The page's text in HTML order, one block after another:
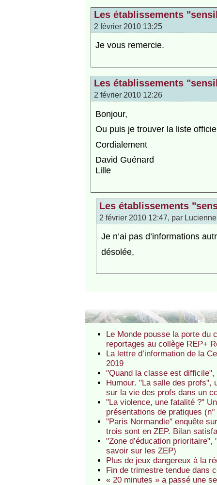
Les établissements
2 février 2010 13:25
Je vous remercie.
Les établissements
2 février 2010 12:26
Bonjour,
Ou puis je trouver la liste
Cordialement
David Guénard
Lille
Les établissements
2 février 2010 12:47, par
Je n’ai pas d’informations
désolée,
Le Monde pousse la porte du
reportages au collège REP+
La lettre d’information de la
2019
"Quand la classe est difficile",
Humour. "La salle des profs",
sur la vie des profs dans un
"La violence, une fatalité ?"
présentations de pratiques
"Paris Normandie" enquête
trois sont en ZEP. Bilan
"Zone d’éducation
savoir sur les ZEP)
Plus de jeux dangereux à la
Fin de trimestre tendue dans
« 20 minutes » a passé une